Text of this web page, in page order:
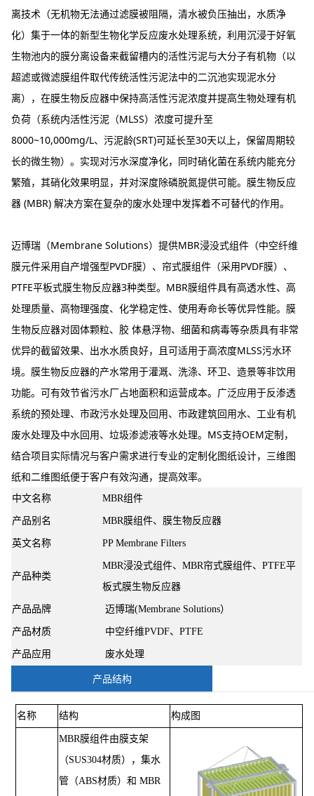
离技术（无机物无法通过滤膜被阻隔，清水被负压抽出，水质净
化）集于一体的新型生物化学反应废水处理系统，利用沉浸于好氧
生物池内的膜分离设备来截留槽内的活性污泥与大分子有机物（以
超滤或微滤膜组件取代传统活性污泥法中的二沉池实现泥水分
离），在膜生物反应器中保持高活性污泥浓度并提高生物处理有机
负荷（系统内活性污泥（MLSS）浓度可提升至
8000~10,000mg/L、污泥龄(SRT)可延长至30天以上，保留周期较
长的微生物）。实现对污水深度净化，同时硝化菌在系统内能充分
繁殖，其硝化效果明显，并对深度除磷脱氮提供可能。膜生物反应
器 (MBR) 解决方案在复杂的废水处理中发挥着不可替代的作用。
迈博瑞（Membrane Solutions）提供MBR浸没式组件（中空纤维
膜元件采用自产增强型PVDF膜）、帘式膜组件（采用PVDF膜）、
PTFE平板式膜生物反应器3种类型。MBR膜组件具有高透水性、高
处理质量、高物理强度、化学稳定性、使用寿命长等优异性能。膜
生物反应器对固体颗粒、胶 体悬浮物、细菌和病毒等杂质具有非常
优异的截留效果、出水水质良好，且可适用于高浓度MLSS污水环
境。膜生物反应器的产水常用于灌溉、洗涤、环卫、造景等非饮用
功能。可有效节省污水厂占地面积和运营成本。广泛应用于反渗透
系统的预处理、市政污水处理及回用、市政建筑回用水、工业有机
废水处理及中水回用、垃圾渗滤液等水处理。MS支持OEM定制，
结合项目实际情况与客户需求进行专业的定制化图纸设计，三维图
纸和二维图纸便于客户有效沟通，提高效率。
中文名称 MBR组件
产品别名 MBR膜组件、膜生物反应器
英文名称 PP Membrane Filters
产品种类
MBR浸没式组件、MBR帘式膜组件、PTFE平
板式膜生物反应器
产品品牌 迈博瑞(Membrane Solutions）
产品材质 中空纤维PVDF、PTFE
产品应用 废水处理
产品结构
名称 结构 构成图
MBR膜组件由膜支架
（SUS304材质），集水
管（ABS材质）和 MBR